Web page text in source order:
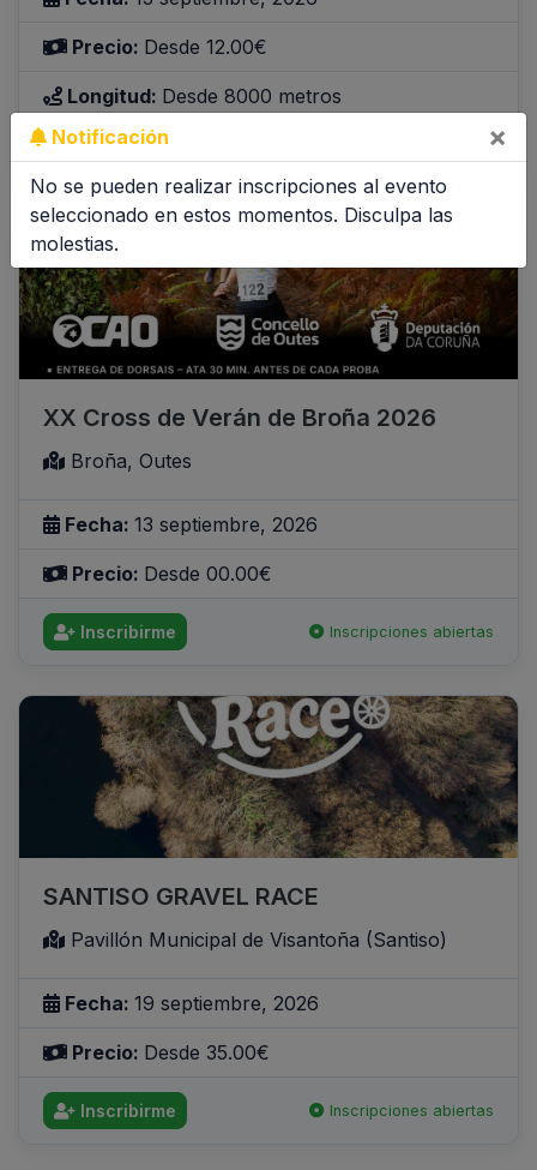
Notificación ×
No se pueden realizar inscripciones al evento
seleccionado en estos momentos. Disculpa las
molestias.
Precio: Desde 12.00€
Longitud: Desde 8000 metros
XX Cross de Verán de Broña 2026
Broña, Outes
Fecha: 13 septiembre, 2026
Precio: Desde 00.00€
Inscribirme Inscripciones abiertas
SANTISO GRAVEL RACE
Pavillón Municipal de Visantoña (Santiso)
Fecha: 19 septiembre, 2026
Precio: Desde 35.00€
Inscribirme Inscripciones abiertas